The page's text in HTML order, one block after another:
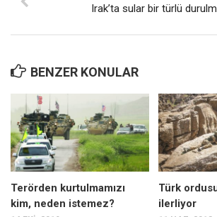
Irak’ta sular bir türlü
BENZER KONULAR
Terörden kurtulmamızı
kim, neden istemez?
Türk
ilerliyor